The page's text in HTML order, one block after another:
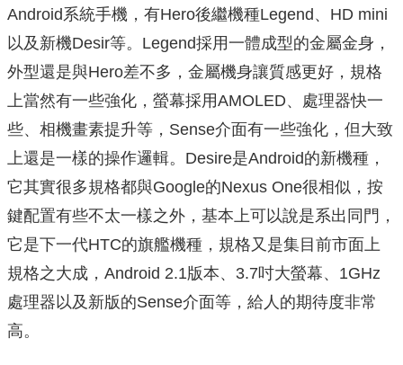
Android系統手機，有Hero後繼機種Legend、HD mini
以及新機Desir等。Legend採用一體成型的金屬金身，
外型還是與Hero差不多，金屬機身讓質感更好，規格
上當然有一些強化，螢幕採用AMOLED、處理器快一
些、相機畫素提升等，Sense介面有一些強化，但大致
上還是一樣的操作邏輯。Desire是Android的新機種，
它其實很多規格都與Google的Nexus One很相似，按
鍵配置有些不太一樣之外，基本上可以說是系出同門，
它是下一代HTC的旗艦機種，規格又是集目前市面上
規格之大成，Android 2.1版本、3.7吋大螢幕、1GHz
處理器以及新版的Sense介面等，給人的期待度非常
高。